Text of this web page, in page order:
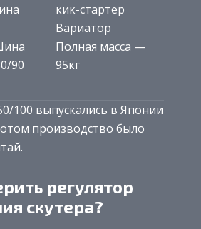
90
кик-стартер
Вариатор
Полная масса —
95кг
100 выпускались в Японии
производство было
регулятор
скутера?